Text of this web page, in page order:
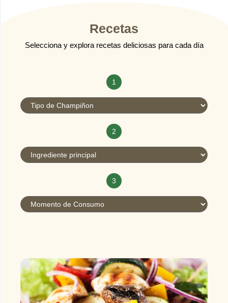
Recetas
Selecciona y explora recetas deliciosas para cada día
1
2
3